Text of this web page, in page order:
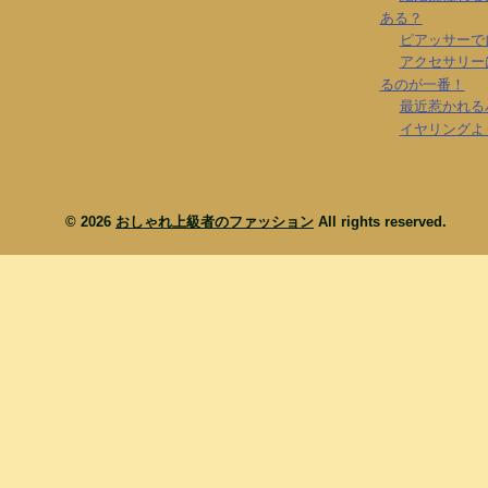
ある？
ピアッサー
アクセサリ
るのが一番！
最近惹かれ
イヤリング
© 2026 おしゃれ上級者のファッション All rights reserved.